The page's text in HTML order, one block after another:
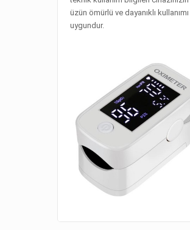
üzün ömürlü ve dayanıklı
uygundur.